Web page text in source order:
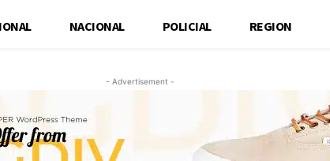
NACIONAL POLICIAL REGION
- Advertisement -